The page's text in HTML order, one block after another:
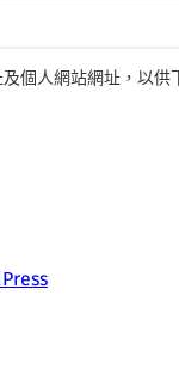
個人網站網址，以供